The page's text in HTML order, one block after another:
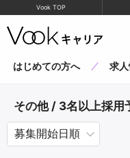
Vook TOP
はじめての方へ 求
その他 / 3名以上採